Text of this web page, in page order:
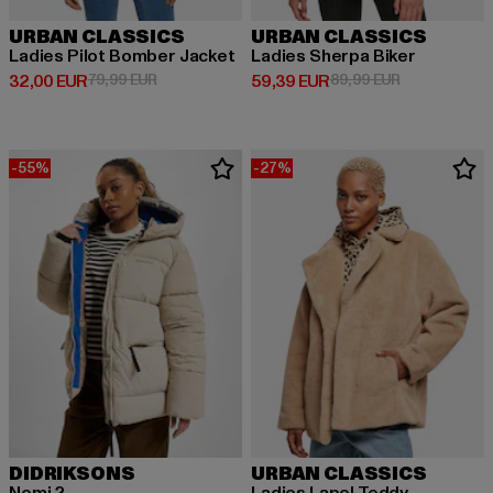
URBAN CLASSICS
Ladies Pilot Bomber Jacket
32,00 EUR
Derzeitiger Preis: 32,00 EUR
79,99 EURAktionspreis: 79,99 EUR
URBAN CLASSICS
Ladies Sherpa Biker
59,39 EUR
Derzeitiger Preis: 59,39 EUR
89,99 EURAktionspreis:
-55%
DIDRIKSONS
-27%
URBAN CLASSICS